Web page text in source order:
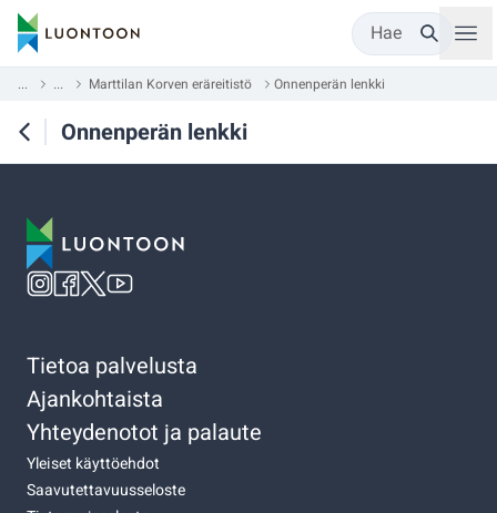
Hae
... ... Marttilan Korven eräreitistö Onnenperän lenkki
Onnenperän lenkki
Tietoa palvelusta
Ajankohtaista
Yhteydenotot ja palaute
Yleiset käyttöehdot
Saavutettavuusseloste